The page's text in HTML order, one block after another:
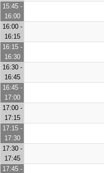
15:45 -
16:00
16:00 -
16:15
16:15 -
16:30
16:30 -
16:45
16:45 -
17:00
17:00 -
17:15
17:15 -
17:30
17:30 -
17:45
17:45 -